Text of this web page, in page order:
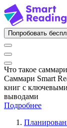
Попробовать
Что такое
Саммари Smart
книг с
выводами
Подробнее